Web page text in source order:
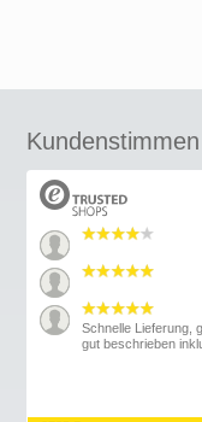
Kundenstimmen
Schnelle Lieferung,
gut beschrieben